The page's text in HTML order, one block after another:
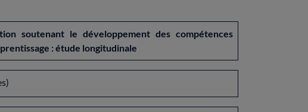
soutenant le développement des compétences
: étude longitudinale